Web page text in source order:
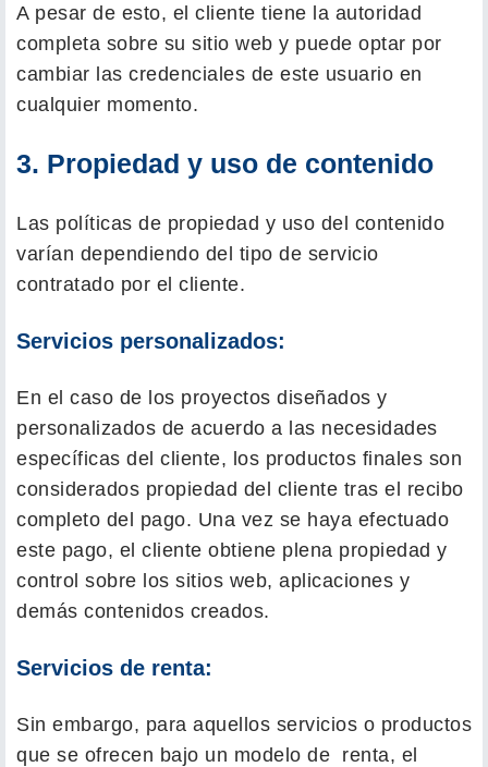
A pesar de esto, el cliente tiene la autoridad
completa sobre su sitio web y puede optar por
cambiar las credenciales de este usuario en
cualquier momento.
3. Propiedad y uso de contenido
Las políticas de propiedad y uso del contenido
varían dependiendo del tipo de servicio
contratado por el cliente.
Servicios personalizados:
En el caso de los proyectos diseñados y
personalizados de acuerdo a las necesidades
específicas del cliente, los productos finales son
considerados propiedad del cliente tras el recibo
completo del pago. Una vez se haya efectuado
este pago, el cliente obtiene plena propiedad y
control sobre los sitios web, aplicaciones y
demás contenidos creados.
Servicios de renta:
Sin embargo, para aquellos servicios o productos
que se ofrecen bajo un modelo de renta, el